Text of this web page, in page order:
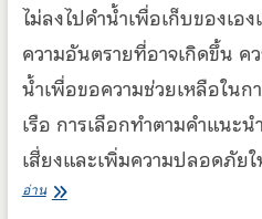
ไม่ลงไปดำน้ำเพื่อเก็บของเอ
ความอันตรายที่อาจเกิดขึ้น ค
น้ำเพื่อขอความช่วยเหลือใน
เรือ การเลือกทำตามคำแนะ
เสี่ยงและเพิ่มความปลอดภัย
อ่านขึ้น